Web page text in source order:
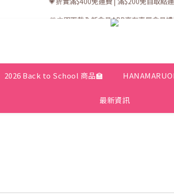
💗訂單一般送貨時間為3至5個工作天 (星期六、日及公
💗立即下載全新會員APP享有專屬會員
2026 Back to School 商品🏫
最新資訊